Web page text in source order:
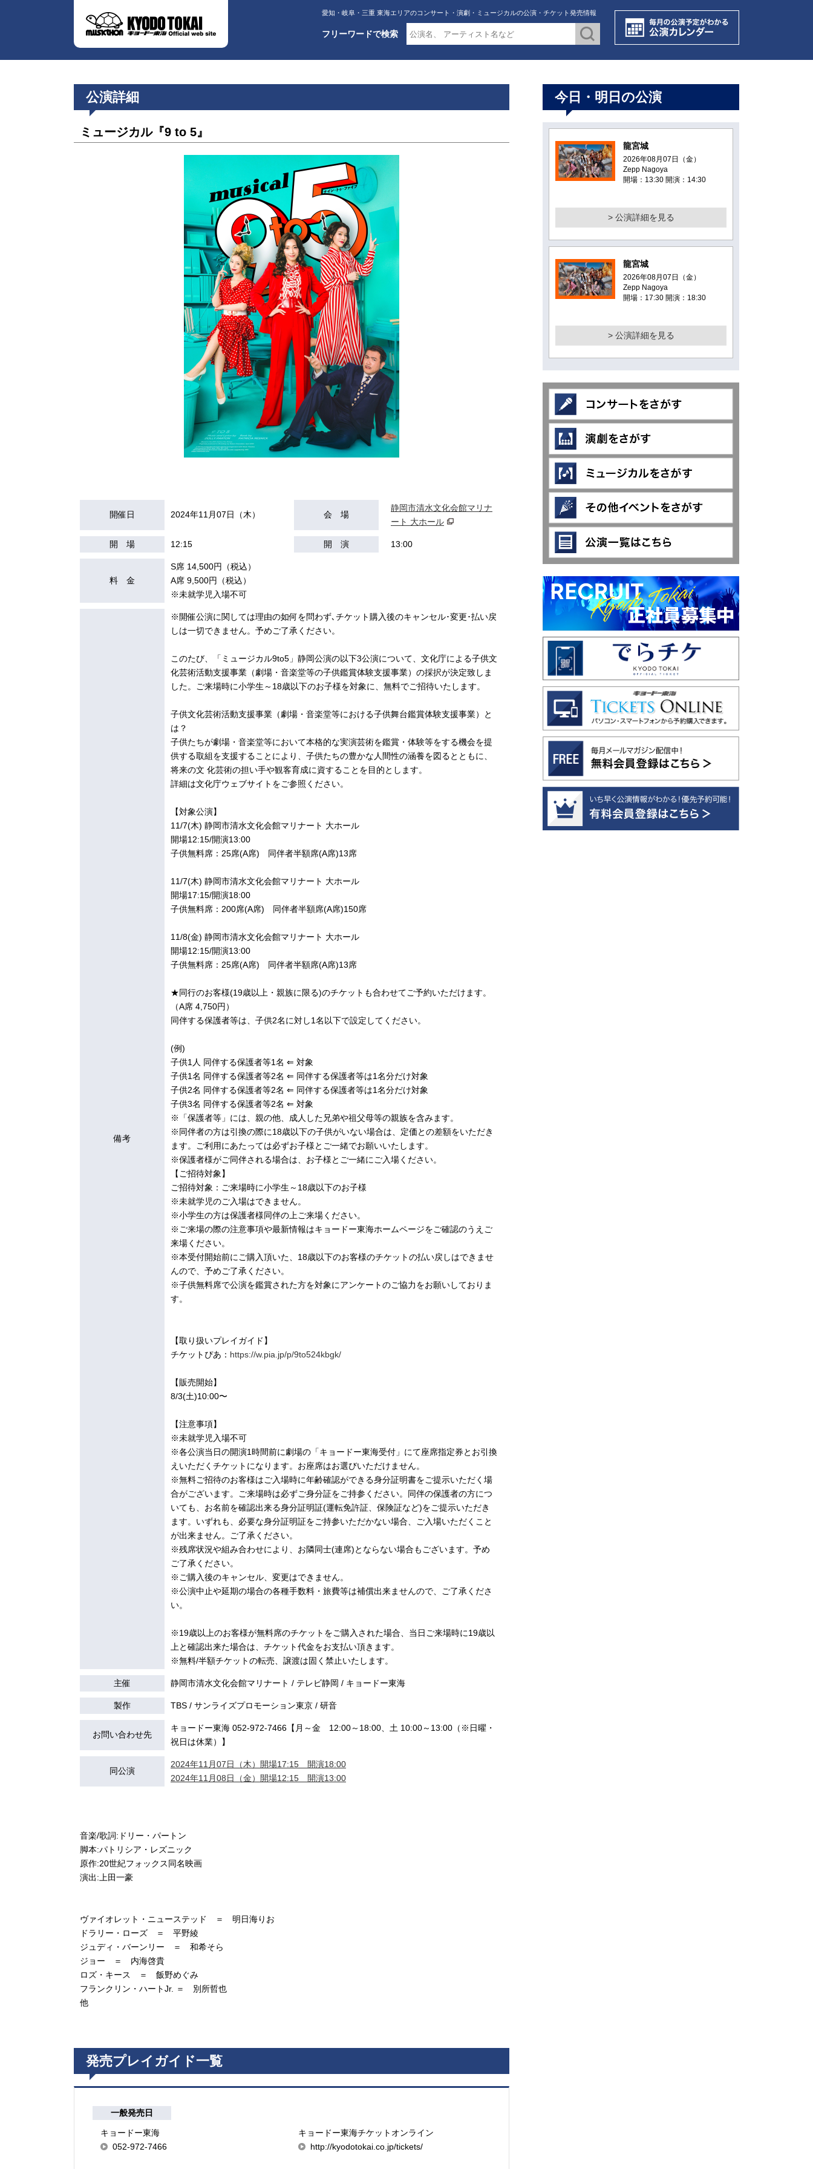
愛知・岐阜・三重 東海エリアのコンサート・演劇・ミュージカルの公演・チケット発売情報
フリーワードで検索
公演詳細
ミュージカル『9 to 5』
開催日 2024年11月07日（木） 会 場
静岡市清水文化会館マリナ
ート 大ホール
開 場 12:15 開 演 13:00
料 金
S席 14,500円（税込）
A席 9,500円（税込）
※未就学児入場不可
備考
※開催公演に関しては理由の如何を問わず､チケット購入後のキャンセル･変更･払い戻
しは一切できません。予めご了承ください。
このたび、「ミュージカル9to5」静岡公演の以下3公演について、文化庁による子供文
化芸術活動支援事業（劇場・音楽堂等の子供鑑賞体験支援事業）の採択が決定致しま
した。ご来場時に小学生～18歳以下のお子様を対象に、無料でご招待いたします。
子供文化芸術活動支援事業（劇場・音楽堂等における子供舞台鑑賞体験支援事業）と
は？
子供たちが劇場・音楽堂等において本格的な実演芸術を鑑賞・体験等をする機会を提
供する取組を支援することにより、子供たちの豊かな人間性の涵養を図るとともに、
将来の文 化芸術の担い手や観客育成に資することを目的とします。
詳細は文化庁ウェブサイトをご参照ください。
【対象公演】
11/7(木) 静岡市清水文化会館マリナート 大ホール
開場12:15/開演13:00
子供無料席：25席(A席) 同伴者半額席(A席)13席
11/7(木) 静岡市清水文化会館マリナート 大ホール
開場17:15/開演18:00
子供無料席：200席(A席) 同伴者半額席(A席)150席
11/8(金) 静岡市清水文化会館マリナート 大ホール
開場12:15/開演13:00
子供無料席：25席(A席) 同伴者半額席(A席)13席
★同行のお客様(19歳以上・親族に限る)のチケットも合わせてご予約いただけます。
（A席 4,750円）
同伴する保護者等は、子供2名に対し1名以下で設定してください。
(例)
子供1人 同伴する保護者等1名 ⇐ 対象
子供1名 同伴する保護者等2名 ⇐ 同伴する保護者等は1名分だけ対象
子供2名 同伴する保護者等2名 ⇐ 同伴する保護者等は1名分だけ対象
子供3名 同伴する保護者等2名 ⇐ 対象
※「保護者等」には、親の他、成人した兄弟や祖父母等の親族を含みます。
※同伴者の方は引換の際に18歳以下の子供がいない場合は、定価との差額をいただき
ます。ご利用にあたっては必ずお子様とご一緒でお願いいたします。
※保護者様がご同伴される場合は、お子様とご一緒にご入場ください。
【ご招待対象】
ご招待対象：ご来場時に小学生～18歳以下のお子様
※未就学児のご入場はできません。
※小学生の方は保護者様同伴の上ご来場ください。
※ご来場の際の注意事項や最新情報はキョードー東海ホームページをご確認のうえご
来場ください。
※本受付開始前にご購入頂いた、18歳以下のお客様のチケットの払い戻しはできませ
んので、予めご了承ください。
※子供無料席で公演を鑑賞された方を対象にアンケートのご協力をお願いしておりま
す。
【取り扱いプレイガイド】
チケットぴあ： https://w.pia.jp/p/9to524kbgk/
【販売開始】
8/3(土)10:00〜
【注意事項】
※未就学児入場不可
※各公演当日の開演1時間前に劇場の「キョードー東海受付」にて座席指定券とお引換
えいただくチケットになります。お座席はお選びいただけません。
※無料ご招待のお客様はご入場時に年齢確認ができる身分証明書をご提示いただく場
合がございます。ご来場時は必ずご身分証をご持参ください。同伴の保護者の方につ
いても、お名前を確認出来る身分証明証(運転免許証、保険証など)をご提示いただき
ます。いずれも、必要な身分証明証をご持参いただかない場合、ご入場いただくこと
が出来ません。ご了承ください。
※残席状況や組み合わせにより、お隣同士(連席)とならない場合もございます。予め
ご了承ください。
※ご購入後のキャンセル、変更はできません。
※公演中止や延期の場合の各種手数料・旅費等は補償出来ませんので、ご了承くださ
い。
※19歳以上のお客様が無料席のチケットをご購入された場合、当日ご来場時に19歳以
上と確認出来た場合は、チケット代金をお支払い頂きます。
※無料/半額チケットの転売、譲渡は固く禁止いたします。
主催 静岡市清水文化会館マリナート / テレビ静岡 / キョードー東海
製作 TBS / サンライズプロモーション東京 / 研音
お問い合わせ先
キョードー東海 052-972-7466【月～金 12:00～18:00、土 10:00～13:00（※日曜・
祝日は休業）】
同公演
2024年11月07日（木）開場17:15 開演18:00
2024年11月08日（金）開場12:15 開演13:00
音楽/歌詞:ドリー・パートン
脚本:パトリシア・レズニック
原作:20世紀フォックス同名映画
演出:上田一豪
ヴァイオレット・ニューステッド ＝ 明日海りお
ドラリー・ローズ ＝ 平野綾
ジュディ・バーンリー ＝ 和希そら
ジョー ＝ 内海啓貴
ロズ・キース ＝ 飯野めぐみ
フランクリン・ハートJr. ＝ 別所哲也
他
発売プレイガイド一覧
一般発売日
キョードー東海
052-972-7466
キョードー東海チケットオンライン
http://kyodotokai.co.jp/tickets/
今日・明日の公演
龍宮城
2026年08月07日（金）
Zepp Nagoya
開場：13:30 開演：14:30
> 公演詳細を見る
龍宮城
2026年08月07日（金）
Zepp Nagoya
開場：17:30 開演：18:30
> 公演詳細を見る